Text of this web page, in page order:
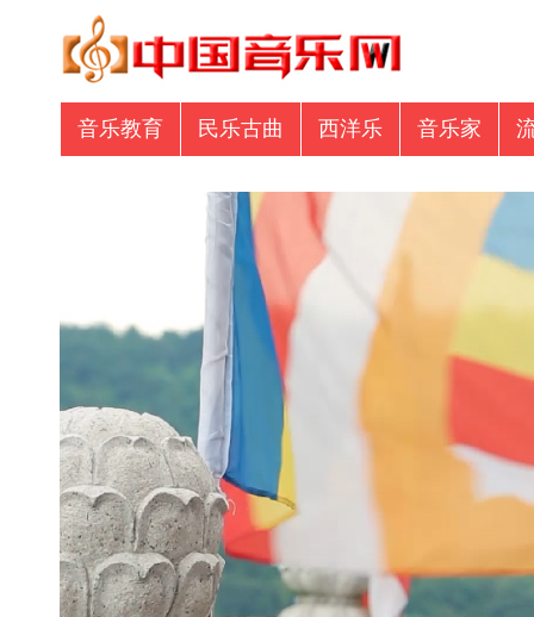
音乐教育 民乐古曲 西洋乐 音乐家